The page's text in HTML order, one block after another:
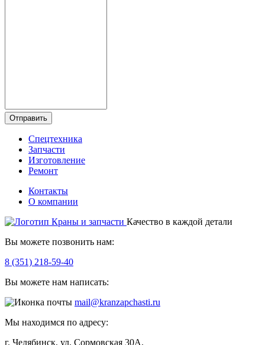
Отправить
Спецтехника
Запчасти
Изготовление
Ремонт
Контакты
О компании
Качество в каждой детали
Вы можете позвонить нам:
8 (351) 218-59-40
Вы можете нам написать:
mail@kranzapchasti.ru
Мы находимся по адресу:
г. Челябинск, ул. Сормовская 30А,